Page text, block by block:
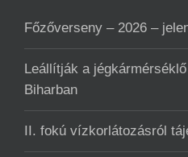
Főzőverseny – 2026 –
Leállítják a
Biharban
II. fokú vízkorlátozásról